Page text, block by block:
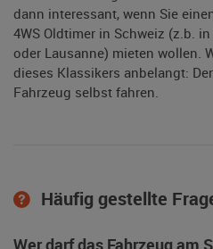
dann interessant, wenn Sie
4WS Oldtimer in Schweiz (z.b.
oder Lausanne) mieten wollen.
dieses Klassikers anbelangt:
Fahrzeug selbst fahren.
Häufig gestellte